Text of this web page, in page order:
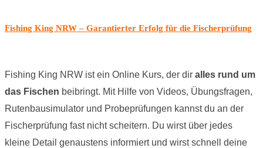
Fishing King NRW – Garantierter Erfolg für die Fischerprüfung
Fishing King NRW ist ein Online Kurs, der dir alles rund um
das Fischen beibringt. Mit Hilfe von Videos, Übungsfragen,
Rutenbausimulator und Probeprüfungen kannst du an der
Fischerprüfung fast nicht scheitern. Du wirst über jedes
kleine Detail genaustens informiert und wirst schnell deine